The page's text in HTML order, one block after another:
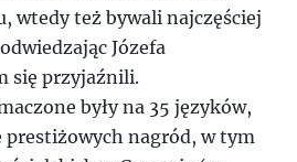
wtedy też bywali najczęściej
Józefa
się przyjaźnili.
były na 35 języków,
prestiżowych nagród, w tym